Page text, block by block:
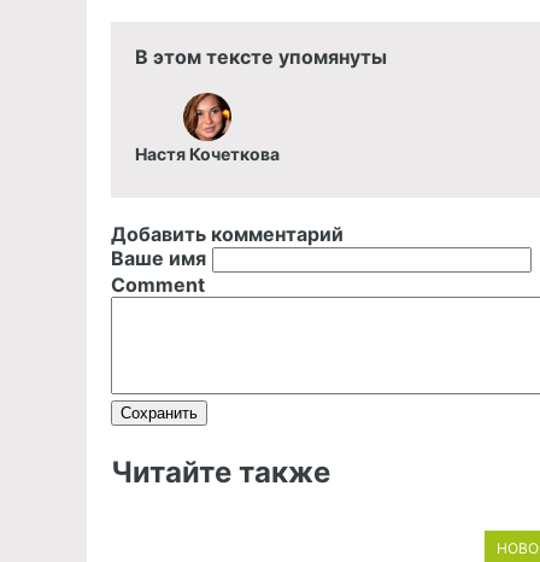
В этом тексте упомянуты
Настя Кочеткова
Добавить комментарий
Ваше имя
Comment
Читайте также